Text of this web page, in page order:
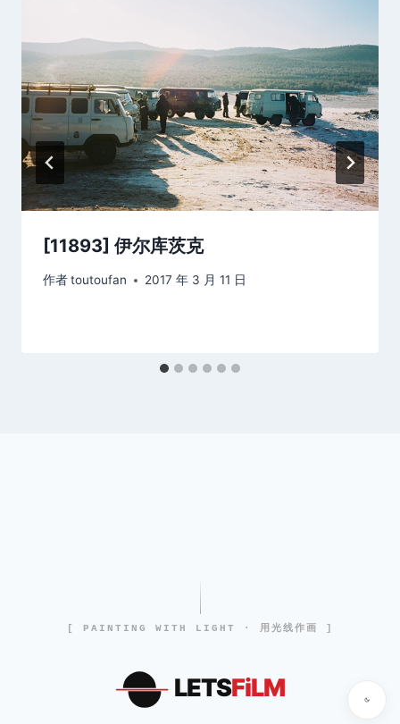
[11893] 伊尔库茨克
作者toutoufan 2017 年 3 月 11 日
[ PAINTING WITH LIGHT · 用光线作画 ]
LETSFiLM